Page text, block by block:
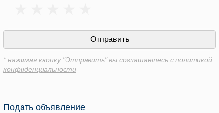
* нажимая кнопку "Отправить" вы соглашаетесь с политикой
конфиденциальности
Подать объявление